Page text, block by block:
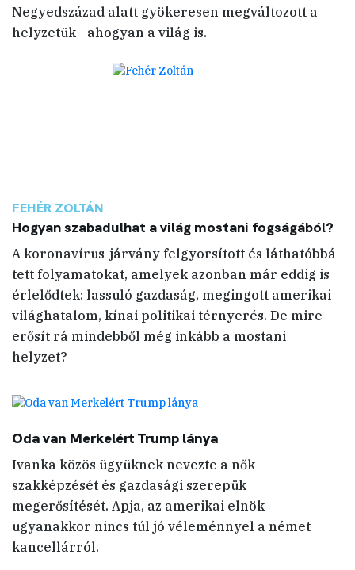
Negyedszázad alatt gyökeresen megváltozott a
helyzetük - ahogyan a világ is.
FEHÉR ZOLTÁN
Hogyan szabadulhat a világ mostani fogságából?
A koronavírus-járvány felgyorsított és láthatóbbá
tett folyamatokat, amelyek azonban már eddig is
érlelődtek: lassuló gazdaság, megingott amerikai
világhatalom, kínai politikai térnyerés. De mire
erősít rá mindebből még inkább a mostani
helyzet?
Oda van Merkelért Trump lánya
Ivanka közös ügyüknek nevezte a nők
szakképzését és gazdasági szerepük
megerősítését. Apja, az amerikai elnök
ugyanakkor nincs túl jó véleménnyel a német
kancellárról.